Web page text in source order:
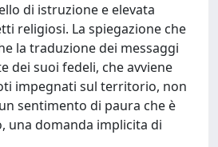
di istruzione e elevata
religiosi. La spiegazione che
la traduzione dei messaggi
dei suoi fedeli, che avviene
impegnati sul territorio, non
sentimento di paura che è
una domanda implicita di